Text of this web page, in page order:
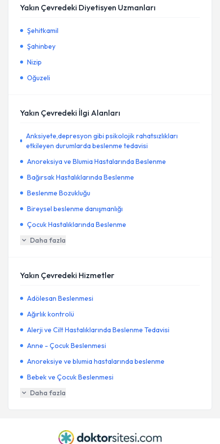
Yakın Çevredeki Diyetisyen Uzmanları
Şehitkamil
Şahinbey
Nizip
Oğuzeli
Yakın Çevredeki İlgi Alanları
Anksiyete,depresyon gibi psikolojik rahatsızlıkları
etkileyen durumlarda beslenme tedavisi
Anoreksiya ve Blumia Hastalarında Beslenme
Bağırsak Hastalıklarında Beslenme
Beslenme Bozukluğu
Bireysel beslenme danışmanlığı
Çocuk Hastalıklarında Beslenme
Daha fazla
Yakın Çevredeki Hizmetler
Adölesan Beslenmesi
Ağırlık kontrolü
Alerji ve Cilt Hastalıklarında Beslenme Tedavisi
Anne - Çocuk Beslenmesi
Anoreksiye ve blumia hastalarında beslenme
Bebek ve Çocuk Beslenmesi
Daha fazla